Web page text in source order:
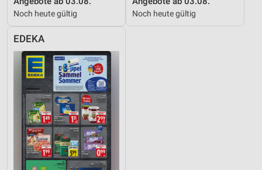
Noch heute gültig Noch heute gültig
EDEKA